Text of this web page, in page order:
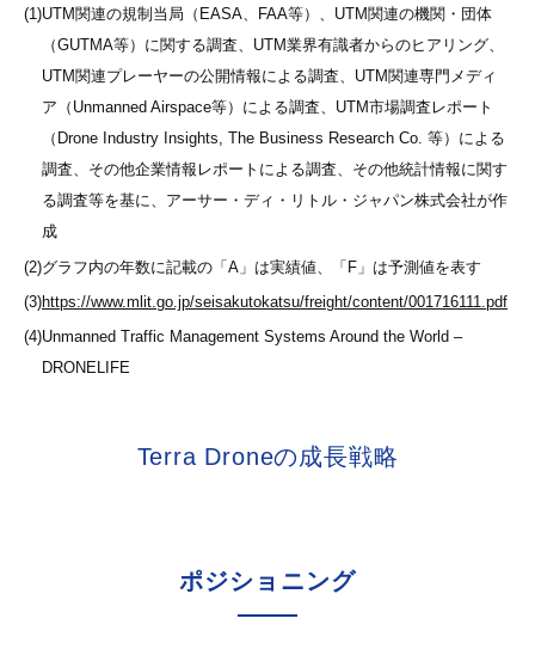
(1)UTM関連の規制当局（EASA、FAA等）、UTM関連の機関・団体
（GUTMA等）に関する調査、UTM業界有識者からのヒアリング、
UTM関連プレーヤーの公開情報による調査、UTM関連専門メディ
ア（Unmanned Airspace等）による調査、UTM市場調査レポート
（Drone Industry Insights, The Business Research Co. 等）による
調査、その他企業情報レポートによる調査、その他統計情報に関す
る調査等を基に、アーサー・ディ・リトル・ジャパン株式会社が作
成
(2)グラフ内の年数に記載の「A」は実績値、「F」は予測値を表す
(3)https://www.mlit.go.jp/seisakutokatsu/freight/content/001716111.pdf
(4)Unmanned Traffic Management Systems Around the World –
DRONELIFE
Terra Droneの成長戦略
ポジショニング